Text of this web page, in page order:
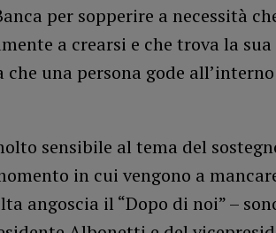
per sopperire a necessità
a crearsi e che trova la
che una persona gode
sensibile al tema del
in cui vengono a
angoscia il “Dopo di noi” –